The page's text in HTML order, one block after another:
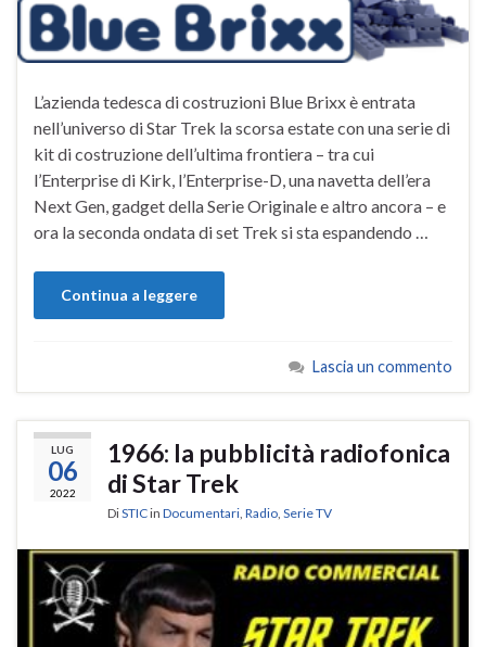
L’azienda tedesca di costruzioni Blue Brixx è entrata
nell’universo di Star Trek la scorsa estate con una serie di
kit di costruzione dell’ultima frontiera – tra cui
l’Enterprise di Kirk, l’Enterprise-D, una navetta dell’era
Next Gen, gadget della Serie Originale e altro ancora – e
ora la seconda ondata di set Trek si sta espandendo …
Continua a leggere
Lascia un commento
LUG
06
2022
1966: la pubblicità radiofonica
di Star Trek
DiSTICin Documentari, Radio, Serie TV